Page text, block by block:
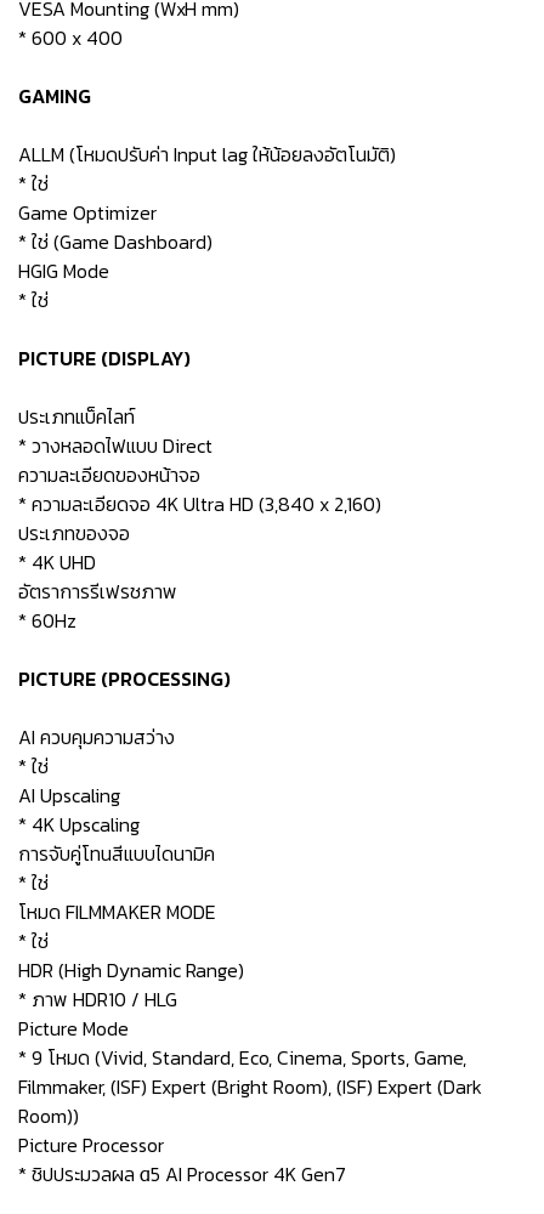
VESA Mounting (WxH mm)
* 600 x 400
GAMING
ALLM (โหมดปรับค่า Input lag ให้น้อยลงอัตโนมัติ)
* ใช่
Game Optimizer
* ใช่ (Game Dashboard)
HGIG Mode
* ใช่
PICTURE (DISPLAY)
ประเภทแบ็คไลท์
* วางหลอดไฟแบบ Direct
ความละเอียดของหน้าจอ
* ความละเอียดจอ 4K Ultra HD (3,840 x 2,160)
ประเภทของจอ
* 4K UHD
อัตราการรีเฟรชภาพ
* 60Hz
PICTURE (PROCESSING)
AI ควบคุมความสว่าง
* ใช่
AI Upscaling
* 4K Upscaling
การจับคู่โทนสีแบบไดนามิค
* ใช่
โหมด FILMMAKER MODE
* ใช่
HDR (High Dynamic Range)
* ภาพ HDR10 / HLG
Picture Mode
* 9 โหมด (Vivid, Standard, Eco, Cinema, Sports, Game,
Filmmaker, (ISF) Expert (Bright Room), (ISF) Expert (Dark
Room))
Picture Processor
* ชิปประมวลผล α5 AI Processor 4K Gen7